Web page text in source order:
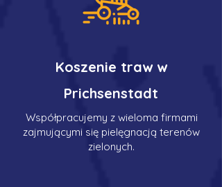
Koszenie traw w
Prichsenstadt
Współpracujemy z wieloma firmami
zajmującymi się pielęgnacją terenów
zielonych.